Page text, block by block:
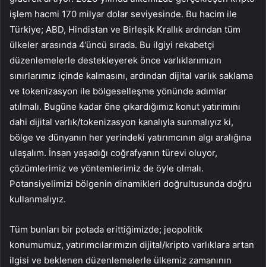
işlem hacmi 170 milyar dolar seviyesinde. Bu hacim ile
Türkiye; ABD, Hindistan ve Birleşik Krallık ardından tüm
ülkeler arasında 4’üncü sırada. Bu ilgiyi rekabetçi
düzenlemelerle destekleyerek önce varlıklarımızın
sınırlarımız içinde kalmasını, ardından dijital varlık saklama
ve tokenizasyon ile bölgeselleşme yönünde adımlar
atılmalı. Bugüne kadar öne çıkardığımız konut yatırımını
dahi dijital varlık/tokenizasyon kanalıyla sunmalıyız ki,
bölge ve dünyanın her yerindeki yatırımcının algı aralığına
ulaşalım. İnsan yaşadığı coğrafyanın türevi oluyor,
çözümlerimiz ve yöntemlerimiz de öyle olmalı.
Potansiyelimizi bölgenin dinamikleri doğrultusunda doğru
kullanmalıyız.
Tüm bunları bir potada erittiğimizde; jeopolitik
konumumuz, yatırımcılarımızın dijital/kripto varlıklara artan
ilgisi ve beklenen düzenlemelerle ülkemiz zamanının